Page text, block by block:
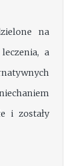
na
a
i zostały